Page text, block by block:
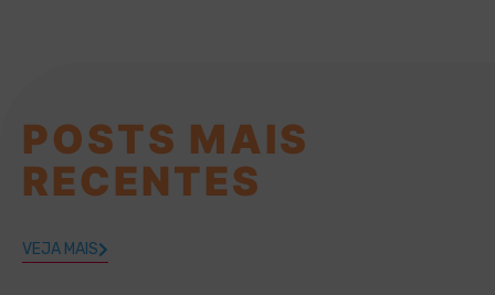
POSTS MAIS
RECENTES
VEJA MAIS